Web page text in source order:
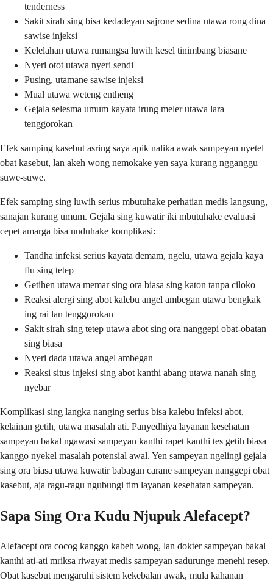
tenderness
Sakit sirah sing bisa kedadeyan sajrone sedina utawa rong dina
sawise injeksi
Kelelahan utawa rumangsa luwih kesel tinimbang biasane
Nyeri otot utawa nyeri sendi
Pusing, utamane sawise injeksi
Mual utawa weteng entheng
Gejala selesma umum kayata irung meler utawa lara
tenggorokan
Efek samping kasebut asring saya apik nalika awak sampeyan nyetel
obat kasebut, lan akeh wong nemokake yen saya kurang ngganggu
suwe-suwe.
Efek samping sing luwih serius mbutuhake perhatian medis langsung,
sanajan kurang umum. Gejala sing kuwatir iki mbutuhake evaluasi
cepet amarga bisa nuduhake komplikasi:
Tandha infeksi serius kayata demam, ngelu, utawa gejala kaya
flu sing tetep
Getihen utawa memar sing ora biasa sing katon tanpa ciloko
Reaksi alergi sing abot kalebu angel ambegan utawa bengkak
ing rai lan tenggorokan
Sakit sirah sing tetep utawa abot sing ora nanggepi obat-obatan
sing biasa
Nyeri dada utawa angel ambegan
Reaksi situs injeksi sing abot kanthi abang utawa nanah sing
nyebar
Komplikasi sing langka nanging serius bisa kalebu infeksi abot,
kelainan getih, utawa masalah ati. Panyedhiya layanan kesehatan
sampeyan bakal ngawasi sampeyan kanthi rapet kanthi tes getih biasa
kanggo nyekel masalah potensial awal. Yen sampeyan ngelingi gejala
sing ora biasa utawa kuwatir babagan carane sampeyan nanggepi obat
kasebut, aja ragu-ragu ngubungi tim layanan kesehatan sampeyan.
Sapa Sing Ora Kudu Njupuk Alefacept?
Alefacept ora cocog kanggo kabeh wong, lan dokter sampeyan bakal
kanthi ati-ati mriksa riwayat medis sampeyan sadurunge menehi resep.
Obat kasebut mengaruhi sistem kekebalan awak, mula kahanan